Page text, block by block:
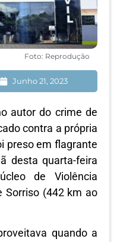
Foto: Reprodução
Junho 21, 2023
autor do crime de
contra a própria
preso em flagrante
desta quarta-feira
de Violência
Sorriso (442 km ao
quando a